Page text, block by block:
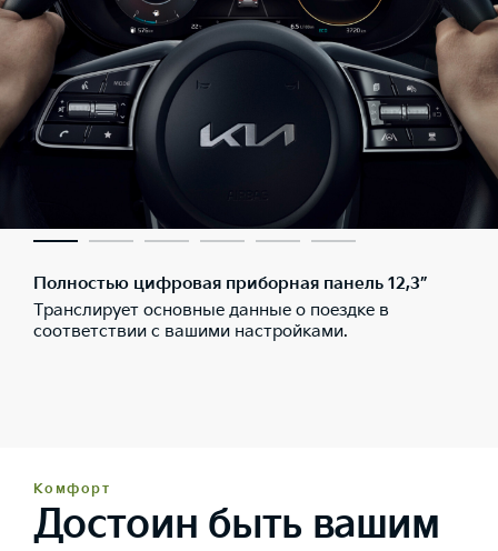
Полностью цифровая приборная панель 12,3”
Транслирует основные данные о поездке в
соответствии с вашими настройками.
Комфорт
Достоин быть вашим